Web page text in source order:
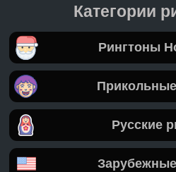
Категории
Рингтоны
Русские